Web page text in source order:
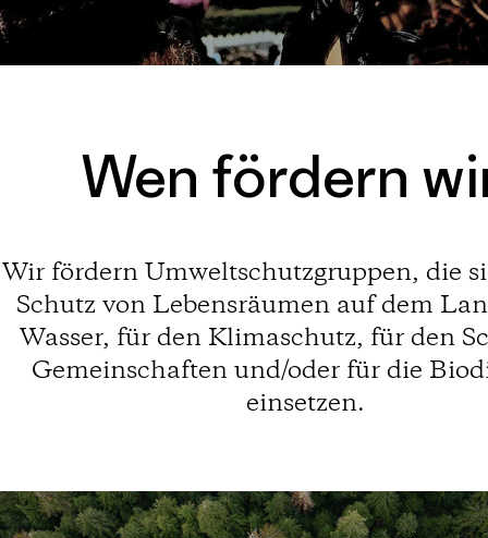
Wen fördern
Wir fördern Umweltschutzgruppen, die
Schutz von Lebensräumen auf dem
Wasser, für den Klimaschutz, für den
Gemeinschaften und/oder für die
einsetzen.